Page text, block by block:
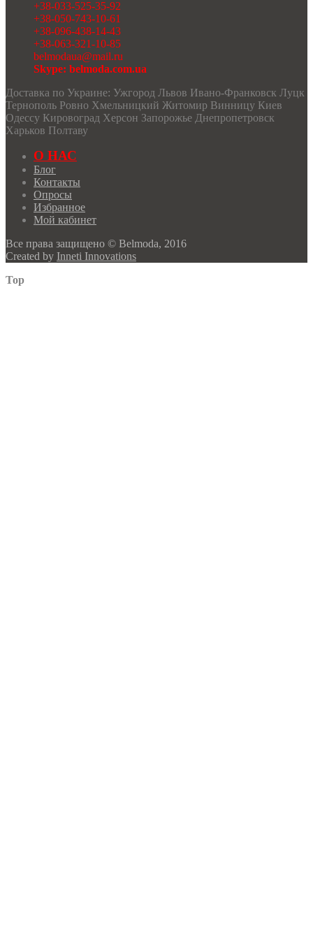
+38-033-525-35-92
+38-050-743-10-61
+38-096-438-14-43
+38-063-321-10-85
belmodaua@mail.ru
Skype: belmoda.com.ua
Доставка по Украине: Ужгород Львов Ивано-Франковск Луцк
Тернополь Ровно Хмельницкий Житомир Винницу Киев
Одессу Кировоград Херсон Запорожье Днепропетровск
Харьков Полтаву
О НАС
Блог
Контакты
Опросы
Избранное
Мой кабинет
Все права защищено © Belmoda, 2016
Created by Inneti Innovations
Top